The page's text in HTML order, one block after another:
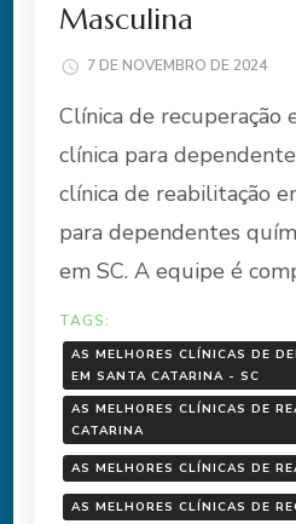
Masculina
7 DE NOVEMBRO DE 2024
Clínica de recuperação
clínica para
clínica de reabilitação
para dependentes
em SC. A equipe é
TAGS:
AS MELHORES CLÍNICAS DE
EM SANTA CATARINA - SC
AS MELHORES CLÍNICAS DE
CATARINA
AS MELHORES CLÍNICAS DE
AS MELHORES CLÍNICAS DE